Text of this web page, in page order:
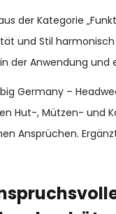
der Kategorie
und Stil
der Anwendung und
Germany –
Hut-, Mützen- und
Ansprüchen.